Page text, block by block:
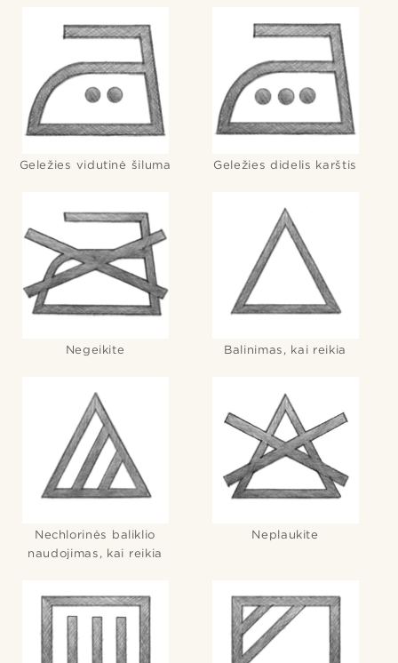
Geležies vidutinė šiluma Geležies didelis karštis
Negeikite Balinimas, kai reikia
Nechlorinės baliklio
naudojimas, kai reikia
Neplaukite